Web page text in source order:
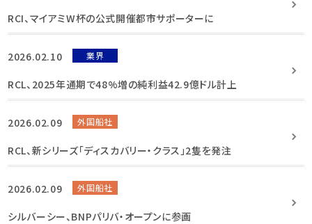
RCI、マイアミW杯の公式開催都市サポーターに
2026.02.10 業界
RCL、2025年通期で48%増の純利益42.9億ドル計上
2026.02.09 外国船社
RCL、新シリーズ「ディスカバリー・クラス」2隻を発注
2026.02.09 外国船社
シルバーシー、BNPパリバ・オープンに参画